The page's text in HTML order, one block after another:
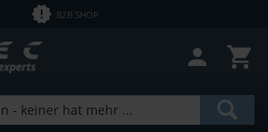
B2B SHOP